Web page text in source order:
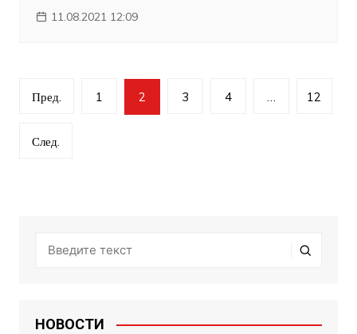
11.08.2021 12:09
Навигация
записям
Пред. 1 2 3 4 … 12
След.
НОВОСТИ